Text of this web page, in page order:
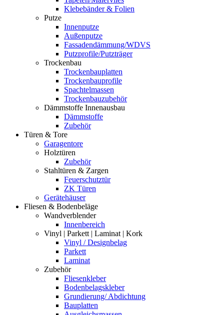
Klebebänder & Folien
Putze
Innenputze
Außenputze
Fassadendämmung/WDVS
Putzprofile/Putzträger
Trockenbau
Trockenbauplatten
Trockenbauprofile
Spachtelmassen
Trockenbauzubehör
Dämmstoffe Innenausbau
Dämmstoffe
Zubehör
Türen & Tore
Garagentore
Holztüren
Zubehör
Stahltüren & Zargen
Feuerschutztür
ZK Türen
Gerätehäuser
Fliesen & Bodenbeläge
Wandverblender
Innenbereich
Vinyl | Parkett | Laminat | Kork
Vinyl / Designbelag
Parkett
Laminat
Zubehör
Fliesenkleber
Bodenbelagskleber
Grundierung/ Abdichtung
Bauplatten